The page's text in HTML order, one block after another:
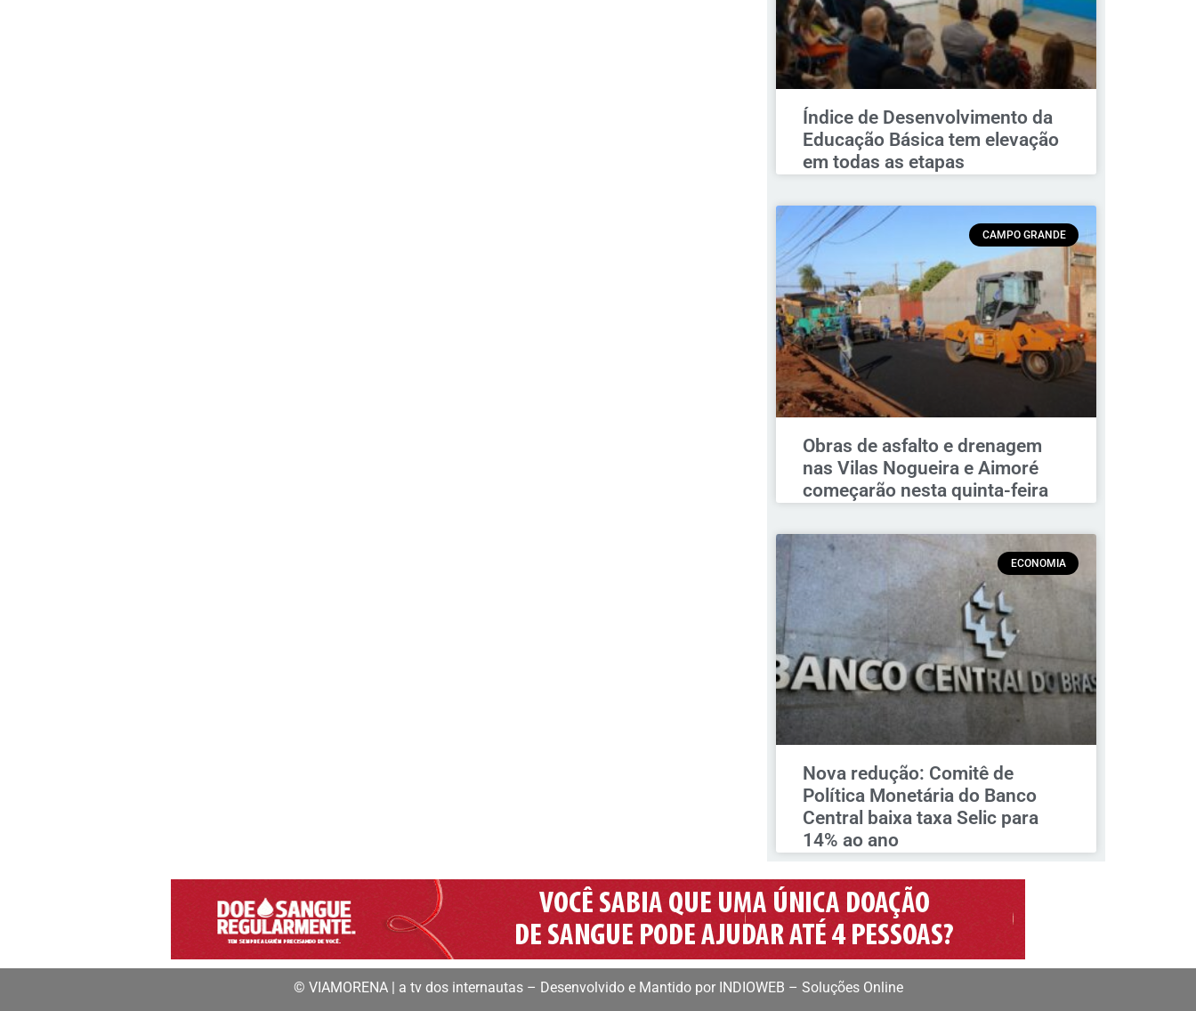
Índice de Desenvolvimento da
Educação Básica tem elevação
em todas as etapas
CAMPO GRANDE
Obras de asfalto e drenagem
nas Vilas Nogueira e Aimoré
começarão nesta quinta-feira
ECONOMIA
Nova redução: Comitê de
Política Monetária do Banco
Central baixa taxa Selic para
14% ao ano
© VIAMORENA | a tv dos internautas – Desenvolvido e Mantido por INDIOWEB – Soluções Online